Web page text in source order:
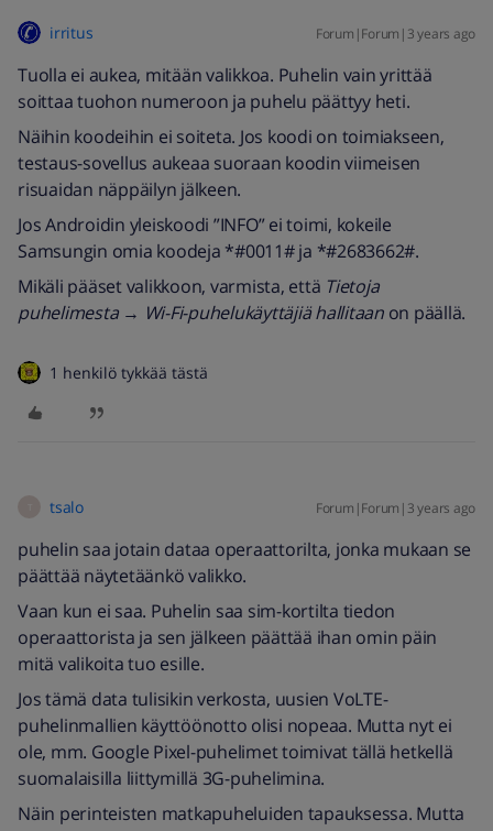
irritus Forum|Forum|3 years ago
Tuolla ei aukea, mitään valikkoa. Puhelin vain yrittää
soittaa tuohon numeroon ja puhelu päättyy heti.
Näihin koodeihin ei soiteta. Jos koodi on toimiakseen,
testaus-sovellus aukeaa suoraan koodin viimeisen
risuaidan näppäilyn jälkeen.
Jos Androidin yleiskoodi ”INFO” ei toimi, kokeile
Samsungin omia koodeja *#0011# ja *#2683662#.
Mikäli pääset valikkoon, varmista, että Tietoja
puhelimesta→ Wi-Fi-puhelukäyttäjiä hallitaanon päällä.
1 henkilö tykkää tästä
tsalo Forum|Forum|3 years ago
puhelin saa jotain dataa operaattorilta, jonka mukaan se
päättää näytetäänkö valikko.
Vaan kun ei saa. Puhelin saa sim-kortilta tiedon
operaattorista ja sen jälkeen päättää ihan omin päin
mitä valikoita tuo esille.
Jos tämä data tulisikin verkosta, uusien VoLTE-
puhelinmallien käyttöönotto olisi nopeaa. Mutta nyt ei
ole, mm. Google Pixel-puhelimet toimivat tällä hetkellä
suomalaisilla liittymillä 3G-puhelimina.
Näin perinteisten matkapuheluiden tapauksessa. Mutta